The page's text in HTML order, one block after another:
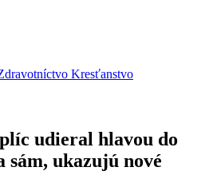
Kresťanstvo
udieral hlavou do
sám, ukazujú nové